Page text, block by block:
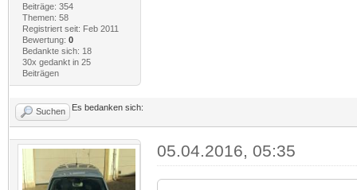
Beiträge: 354
Themen: 58
Registriert seit: Feb 2011
Bewertung: 0
Bedankte sich: 18
30x gedankt in 25
Beiträgen
Suchen Es bedanken sich:
05.04.2016, 05:35